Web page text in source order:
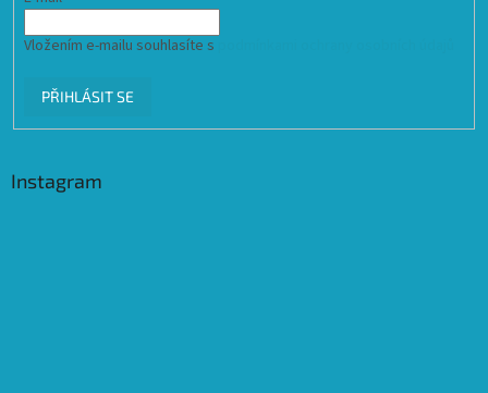
Vložením e-mailu souhlasíte s
PŘIHLÁSIT SE
Instagram